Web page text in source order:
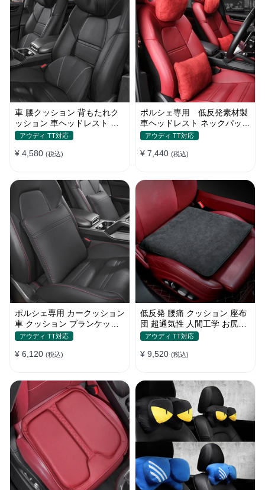
車 腰クッション 背もたれク
ッション 車ヘッドレスト ネ
ックパッド 低反発 ファッシ
ート 通気性 調節可能
アウディ TT対応
¥ 4,580 (税込)
ポルシェ専用 低反発素材製
車ヘッドレスト ネックパッド
洗濯可 調節可能 車用腰枕 ネ
り付け簡単
アウディ TT対応
¥ 7,440 (税込)
ポルシェ専用 カークッション
車 クッション ブランケット
最新型 低反発 運転 通気性 健
スター ケイマン カイエン マ
アウディ TT対応
¥ 6,120 (税込)
低反発 腰痛 クッション 座布
団 超通気性 人間工学 お尻ク
ッション 骨盤サポート 蒸れ
アウディ TT対応
¥ 9,520 (税込)